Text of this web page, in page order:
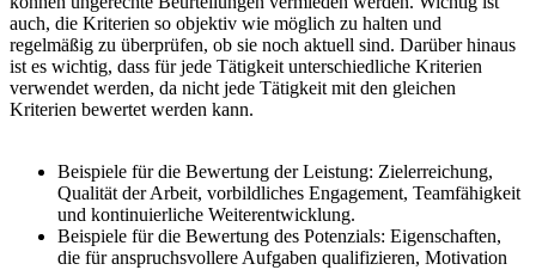
auch, die Kriterien so objektiv wie möglich zu halten und
regelmäßig zu überprüfen, ob sie noch aktuell sind. Darüber hinaus
ist es wichtig, dass für jede Tätigkeit unterschiedliche Kriterien
verwendet werden, da nicht jede Tätigkeit mit den gleichen
Kriterien bewertet werden kann.
Beispiele für die Bewertung der Leistung: Zielerreichung,
Qualität der Arbeit, vorbildliches Engagement, Teamfähigkeit
und kontinuierliche Weiterentwicklung.
Beispiele für die Bewertung des Potenzials: Eigenschaften,
die für anspruchsvollere Aufgaben qualifizieren, Motivation